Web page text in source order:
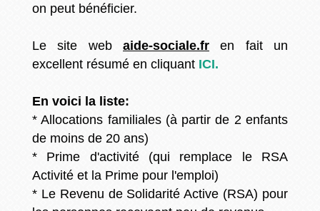
on peut bénéficier.
Le site web aide-sociale.fr en fait un
excellent résumé en cliquant ICI.
En voici la liste:
* Allocations familiales (à partir de 2 enfants
de moins de 20 ans)
* Prime d'activité (qui remplace le RSA
Activité et la Prime pour l'emploi)
* Le Revenu de Solidarité Active (RSA) pour